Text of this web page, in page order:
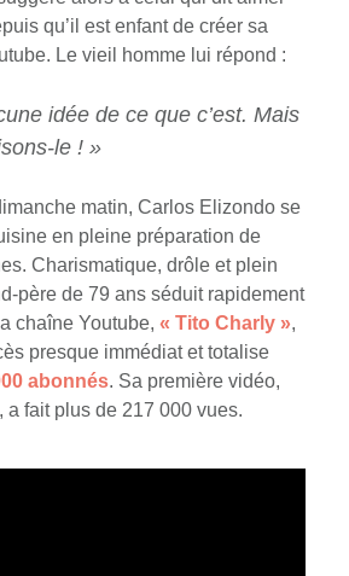
qu’il est enfant de créer sa
Le vieil homme lui répond :
idée de ce que c’est. Mais
le ! »
matin, Carlos Elizondo se
en pleine préparation de
Charismatique, drôle et plein
père de 79 ans séduit rapidement
chaîne Youtube, « Tito Charly »,
presque immédiat et totalise
abonnés. Sa première vidéo,
a fait plus de 217 000 vues.